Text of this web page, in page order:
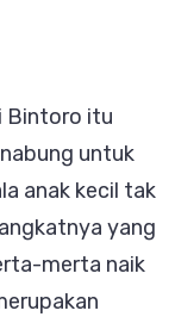
Bintoro itu
untuk
anak kecil tak
yang
merta naik